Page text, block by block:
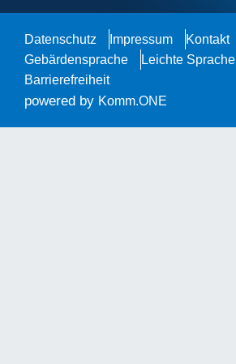
Datenschutz Impressum
Kontakt
Gebärdensprache
Leichte Sprache
Barrierefreiheit
powered by Komm.ONE